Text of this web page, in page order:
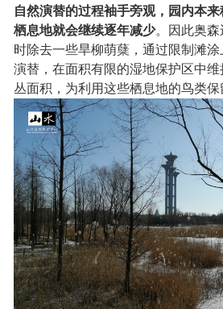
自然演替的过程袖手旁观，园内本
栖息地就会继续逐年减少。因此奥
时除去一些旱柳萌蘖，通过限制滩
演替，在面积有限的湿地保护区中
丛面积，为利用这些栖息地的鸟类保